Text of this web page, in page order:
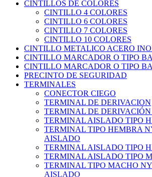
CINTILLOS DE COLORES
CINTILLO 4 COLORES
CINTILLO 6 COLORES
CINTILLO 7 COLORES
CINTILLO 10 COLORES
CINTILLO METALICO ACERO
CINTILLO MARCADOR O TIPO
CINTILLO MARCADOR O TIPO
PRECINTO DE SEGURIDAD
TERMINALES
CONECTOR CIEGO
TERMINAL DE DERIVACION
TERMINAL DE DERIVACIÓN
TERMINAL AISLADO TIPO
TERMINAL TIPO HEMBRA
AISLADO
TERMINAL AISLADO TIPO
TERMINAL AISLADO TIPO
TERMINAL TIPO MACHO
AISLADO